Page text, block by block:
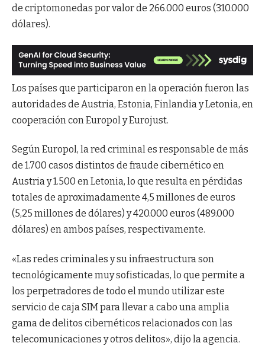
de criptomonedas por valor de 266.000 euros (310.000
dólares).
Los países que participaron en la operación fueron las
autoridades de Austria, Estonia, Finlandia y Letonia, en
cooperación con Europol y Eurojust.
Según Europol, la red criminal es responsable de más
de 1.700 casos distintos de fraude cibernético en
Austria y 1.500 en Letonia, lo que resulta en pérdidas
totales de aproximadamente 4,5 millones de euros
(5,25 millones de dólares) y 420.000 euros (489.000
dólares) en ambos países, respectivamente.
«Las redes criminales y su infraestructura son
tecnológicamente muy sofisticadas, lo que permite a
los perpetradores de todo el mundo utilizar este
servicio de caja SIM para llevar a cabo una amplia
gama de delitos cibernéticos relacionados con las
telecomunicaciones y otros delitos», dijo la agencia.